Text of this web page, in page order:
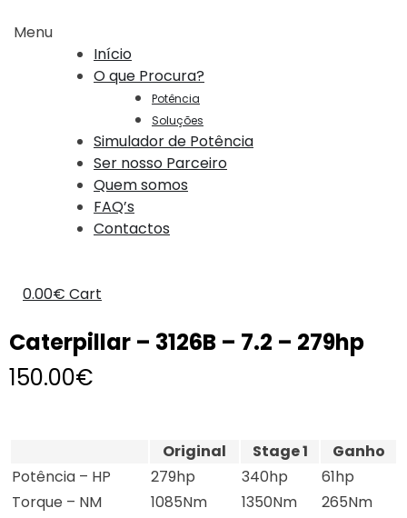
Menu
Início
O que Procura?
Potência
Soluções
Simulador de Potência
Ser nosso Parceiro
Quem somos
FAQ’s
Contactos
0.00€ Cart
Caterpillar – 3126B – 7.2 – 279hp
150.00€
Original Stage 1
Ganho
Potência – HP
279hp 340hp
61hp
Torque – NM
1085Nm 1350Nm 265Nm